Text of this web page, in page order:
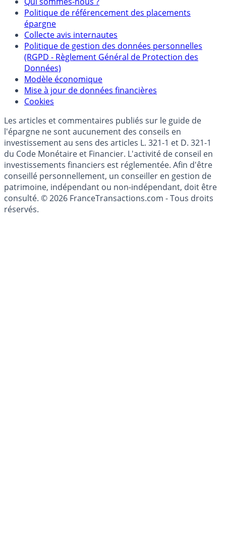
Partenaires
Qui sommes-nous ?
Politique de référencement des placements
épargne
Collecte avis internautes
Politique de gestion des données personnelles
(RGPD - Règlement Général de Protection des
Données)
Modèle économique
Mise à jour de données financières
Cookies
Les articles et commentaires publiés sur le guide de
l'épargne ne sont aucunement des conseils en
investissement au sens des articles L. 321-1 et D. 321-1
du Code Monétaire et Financier. L'activité de conseil en
investissements financiers est réglementée. Afin d'être
conseillé personnellement, un conseiller en gestion de
patrimoine, indépendant ou non-indépendant, doit être
consulté. © 2026 FranceTransactions.com - Tous droits